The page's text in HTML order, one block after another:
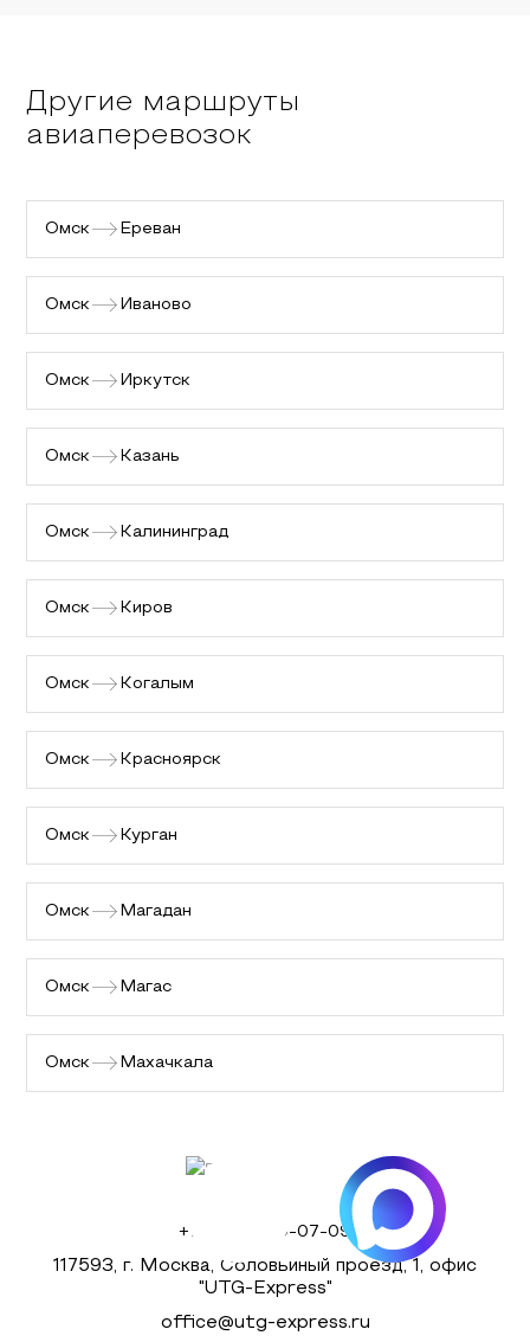
Другие маршруты
авиаперевозок
Омск Ереван
Омск Иваново
Омск Иркутск
Омск Казань
Омск Калининград
Омск Киров
Омск Когалым
Омск Красноярск
Омск Курган
Омск Магадан
Омск Магас
Омск Махачкала
+7 (495) 980-07-09
117593, г. Москва, Соловьиный проезд, 1, офис
"UTG-Express"
office@utg-express.ru